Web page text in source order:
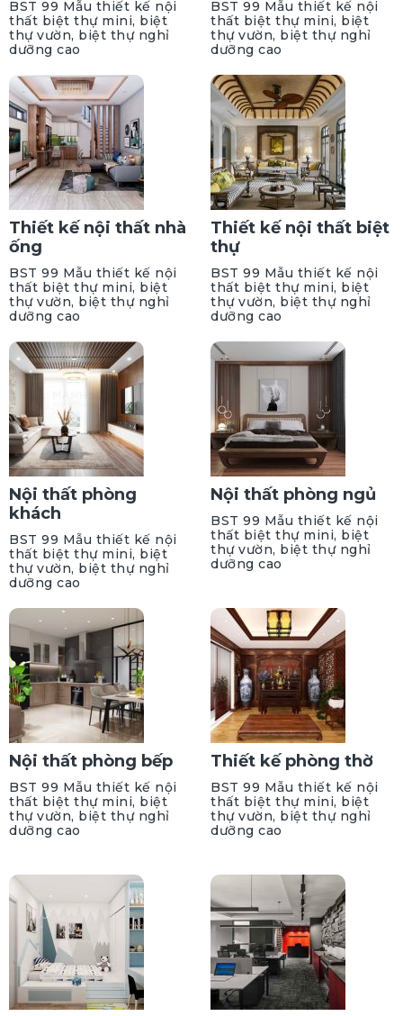
BST 99 Mẫu thiết kế nội
thất biệt thự mini, biệt
thự vườn, biệt thự nghỉ
dưỡng cao
BST 99 Mẫu thiết kế nội
thất biệt thự mini, biệt
thự vườn, biệt thự nghỉ
dưỡng cao
Thiết kế nội thất nhà
ống
BST 99 Mẫu thiết kế nội
thất biệt thự mini, biệt
thự vườn, biệt thự nghỉ
dưỡng cao
Thiết kế nội thất biệt
thự
BST 99 Mẫu thiết kế nội
thất biệt thự mini, biệt
thự vườn, biệt thự nghỉ
dưỡng cao
Nội thất phòng
khách
BST 99 Mẫu thiết kế nội
thất biệt thự mini, biệt
thự vườn, biệt thự nghỉ
dưỡng cao
Nội thất phòng ngủ
BST 99 Mẫu thiết kế nội
thất biệt thự mini, biệt
thự vườn, biệt thự nghỉ
dưỡng cao
Nội thất phòng bếp
BST 99 Mẫu thiết kế nội
thất biệt thự mini, biệt
thự vườn, biệt thự nghỉ
dưỡng cao
Thiết kế phòng thờ
BST 99 Mẫu thiết kế nội
thất biệt thự mini, biệt
thự vườn, biệt thự nghỉ
dưỡng cao